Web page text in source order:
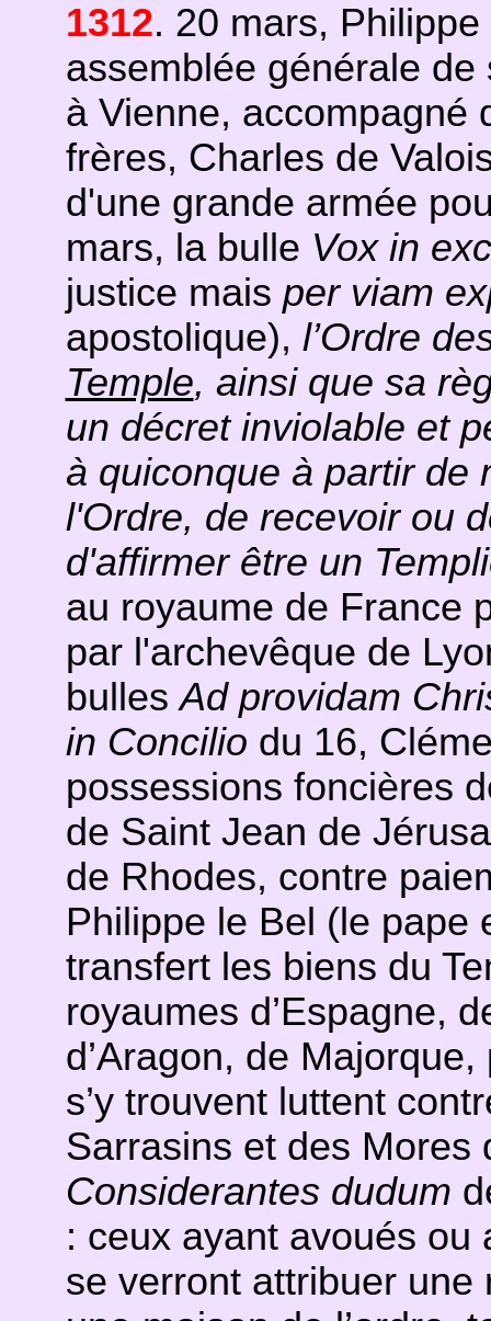
1312. 20 mars,
assemblée générale
à Vienne, accompagné
frères, Charles de
d'une grande armée
mars, la bulle Vox in
justice mais per viam
apostolique), l’Ordre
Temple, ainsi que sa
un décret inviolable et
à quiconque à partir de
l'Ordre, de recevoir ou
d'affirmer être un
au royaume de France
par l'archevêque de
bullesAd providam
in Concilio du 16,
possessions foncières
de Saint Jean de
de Rhodes, contre
Philippe le Bel (le pape
transfert les biens du
royaumes d’Espagne,
d’Aragon, de
s’y trouvent luttent
Sarrasins et des Mores
Considerantes dudum
: ceux ayant avoués ou
se verront attribuer